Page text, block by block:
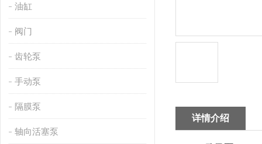
油缸
阀门
齿轮泵
手动泵
隔膜泵
轴向活塞泵
详情介绍